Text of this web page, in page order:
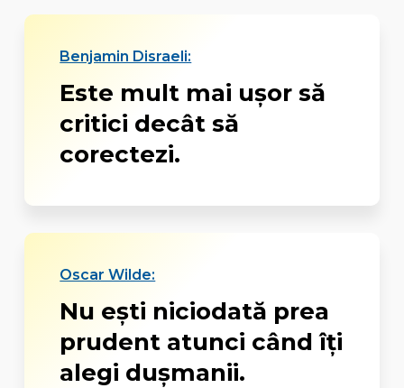
Benjamin Disraeli:
Este mult mai ușor să
critici decât să
corectezi.
Oscar Wilde:
Nu ești niciodată prea
prudent atunci când îți
alegi dușmanii.